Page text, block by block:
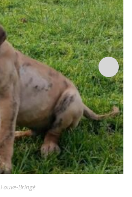
Fauve-Bringé